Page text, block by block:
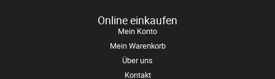
Online einkaufen
Mein Konto
Mein Warenkorb
Über uns
Kontakt